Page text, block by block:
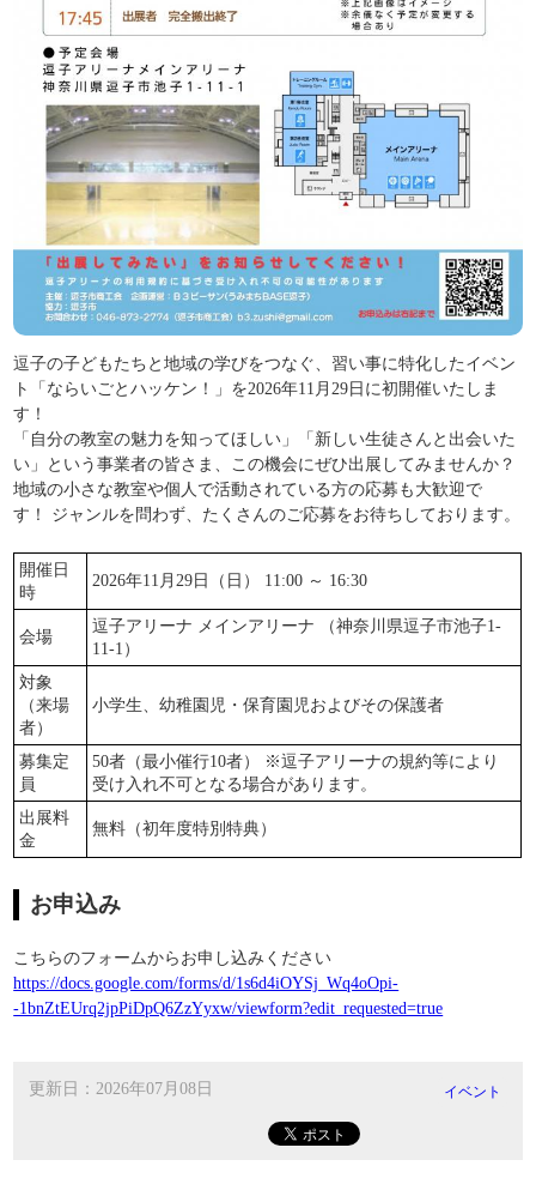
逗子の子どもたちと地域の学びをつなぐ、習い事に特化したイベン
ト「ならいごとハッケン！」を2026年11月29日に初開催いたしま
す！
「自分の教室の魅力を知ってほしい」「新しい生徒さんと出会いた
い」という事業者の皆さま、この機会にぜひ出展してみませんか？
地域の小さな教室や個人で活動されている方の応募も大歓迎で
す！ ジャンルを問わず、たくさんのご応募をお待ちしております。
開催日
時
2026年11月29日（日） 11:00 ～ 16:30
会場
逗子アリーナ メインアリーナ （神奈川県逗子市池子1-
11-1）
対象
（来場
者）
小学生、幼稚園児・保育園児およびその保護者
募集定
員
50者（最小催行10者） ※逗子アリーナの規約等により
受け入れ不可となる場合があります。
出展料
金
無料（初年度特別特典）
お申込み
こちらのフォームからお申し込みください
https://docs.google.com/forms/d/1s6d4iOYSj_Wq4oOpi-
-1bnZtEUrq2jpPiDpQ6ZzYyxw/viewform?edit_requested=true
更新日：2026年07月08日 イベント